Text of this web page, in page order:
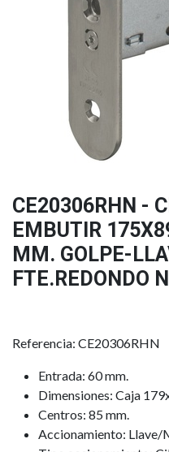
CE20306RHN -
EMBUTIR
MM. GOLPE-
FTE.REDONDO
Referencia: CE20306RHN
Entrada: 60 mm.
Dimensiones: Caja
Centros: 85 mm.
Accionamiento: Llave/